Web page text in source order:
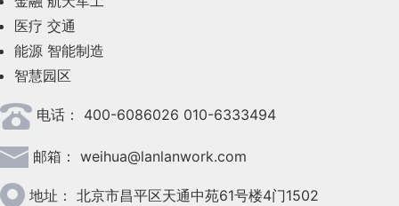
2023年6月(58)
2023年5月(28)
2023年4月(47)
2023年3月(37)
2023年2月(90)
2023年1月(78)
医疗 交通
能源 智能制造
智慧园区
电话： 400-6086026 010-6333494
邮箱： weihua@lanlanwork.com
地址： 北京市昌平区天通中苑61号楼4门1502